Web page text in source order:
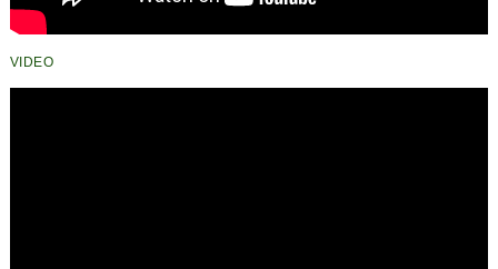
VIDEO